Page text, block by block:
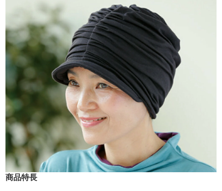
商品特長